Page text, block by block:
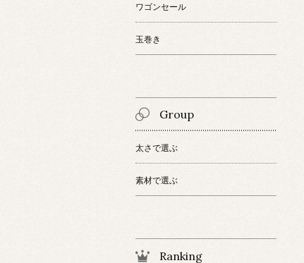
ワゴンセール
玉巻き
Group
太さで選ぶ
素材で選ぶ
Ranking